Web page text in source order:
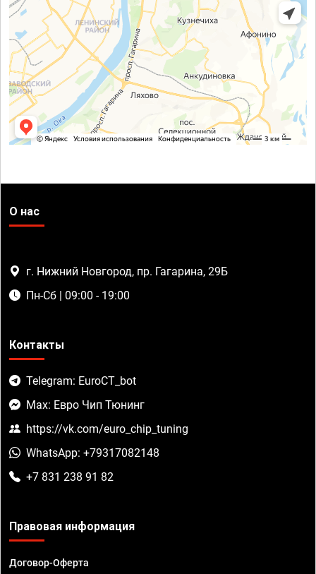
О нас
г. Нижний Новгород, пр. Гагарина, 29Б
Пн-Сб | 09:00 - 19:00
Контакты
Telegram: EuroCT_bot
Max: Евро Чип Тюнинг
https://vk.com/euro_chip_tuning
WhatsApp: +79317082148
+7 831 238 91 82
Правовая информация
Договор-Оферта